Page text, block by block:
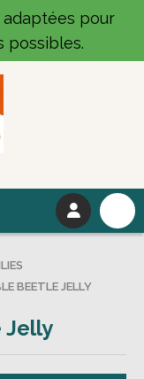
pour
possibles.
BEETLE JELLY
Jelly